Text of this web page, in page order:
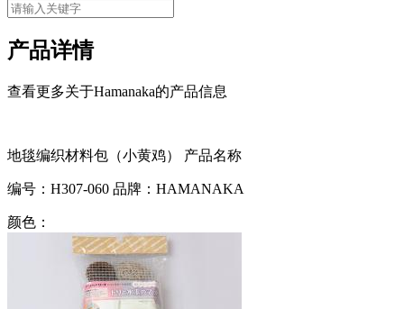
产品详情
查看更多关于Hamanaka的产品信息
地毯编织材料包（小黄鸡） 产品名称
编号： H307-060 品牌： HAMANAKA
颜色：